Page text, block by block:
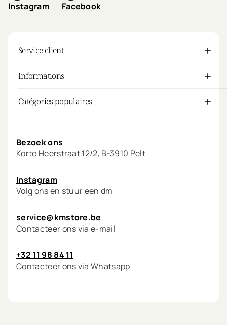
Instagram Facebook
Service client
Informations
Catégories populaires
Bezoek ons
Korte Heerstraat 12/2, B-3910 Pelt
Instagram
Volg ons en stuur een dm
service@kmstore.be
Contacteer ons via e-mail
+32 11 98 84 11
Contacteer ons via Whatsapp